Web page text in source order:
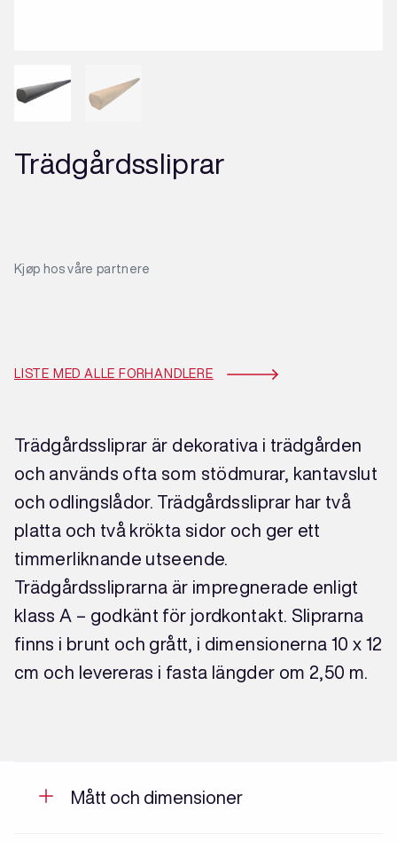
Trädgårdssliprar
Trädgårdssliprar är dekorativa i trädgården
och används ofta som stödmurar, kantavslut
och odlingslådor. Trädgårdssliprar har två
platta och två krökta sidor och ger ett
timmerliknande utseende.
Trädgårdssliprarna är impregnerade enligt
klass A – godkänt för jordkontakt. Sliprarna
finns i brunt och grått, i dimensionerna 10 x 12
cm och levereras i fasta längder om 2,50 m.
Kjøp hos våre partnere
LISTE MED ALLE FORHANDLERE
Mått och dimensioner